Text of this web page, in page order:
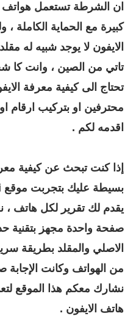
ان الشرطة تستعمل هواتف
كبيرة مع الحماية الكاملة
الايفون لا يوجد شبيه له
تاتي من الصين ، وانت
تحتاج الى كيفية معرفة
محترفين او بتركيب ارقام
اقدمه لكم .
إذا كنت تبحث عن كيفية
يقدم لك تقرير لكل هاتف ،
صفحة واحدة مجهز بتقنية
الاصلي والمقلد بطريقة
من الهواتف وكانت
نشارك معكم هذا الموقع
هاتف الايفون .